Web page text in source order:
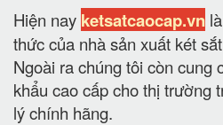
Hiện nay ketsatcaocap.vn
thức của nhà sản xuất két
Ngoài ra chúng tôi còn cung
khẩu cao cấp cho thị trường
lý chính hãng.